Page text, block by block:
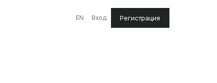
EN Вход Регистрация